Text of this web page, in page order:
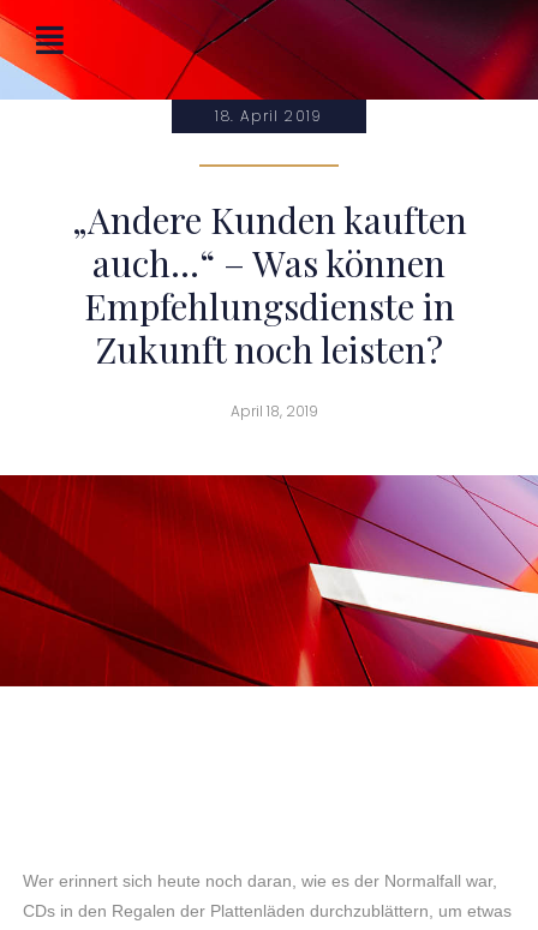
18. April 2019
„Andere Kunden kauften
auch…“ – Was können
Empfehlungsdienste in
Zukunft noch leisten?
April 18, 2019
Wer erinnert sich heute noch daran, wie es der Normalfall war,
CDs in den Regalen der Plattenläden durchzublättern, um etwas